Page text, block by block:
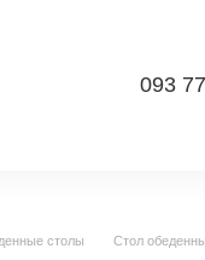
093
столы Стол